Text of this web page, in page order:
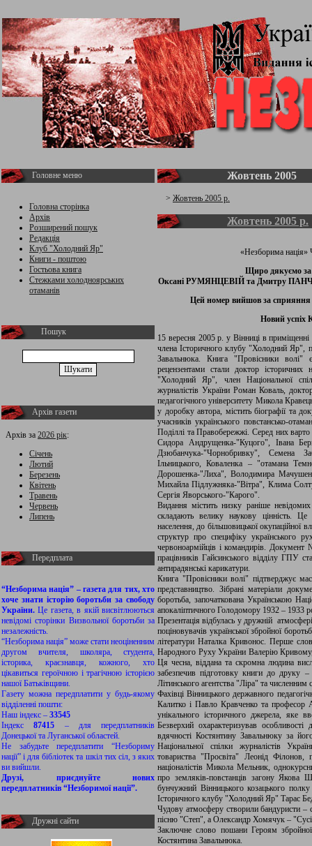
Головне меню
Головна сторінка
Архів
Розширений пошук
Редакція
Клуб "Холодний Яр"
Книги - поштою
Гостьова книга
Стежками холодноярських
отаманів
Пошук
Архів газети
Архів за 2026 рік:
Січень
Лютий
Березень
Квітень
Травень
Червень
Липень
Передплата
“Незборима нація” – газета для тих, хто
хоче знати історію боротьби за свободу
України.Це газета, в якій висвітлюються
невідомі сторінки Визвольної боротьби за
незалежність.
“Незборима нація” може стати неоціненним
другом вчителя, школяра, студента,
історика, краєзнавця, кожного, хто
цікавиться героїчною і трагічною історією
нашої Батьківщини.
Газету можна передплатити у будь-якому
відділенні пошти:
Наш індекс – 33545
Індекс87415 – для передплатників
Донецької та Луганської областей.
Не забудьте передплатити “Незбориму
нації” і для бібліотек та шкіл тих сіл, з яких
ви вийшли.
Друзі, приєднуйте нових
передплатників “Незборимої нації”.
Дружні сайти
Жовтень 2005
> Жовтень 2005 р.
Жовтень 2005 р.
«Незборима
Щиро дякуємо
Оксані РУМЯНЦЕВІЙ та Дмитру
Цей номер вийшов за
Новий успіх
15 вересня 2005 р. у Вінниці в приміщенні
члена Історичного клубу "Холодний Яр",
Завальнюка. Книга "Провісники волі"
рецензентами стали доктор історичних
"Холодний Яр", член Національної
журналістів України Роман Коваль,
педагогічного університету Микола
у доробку автора, містить біографії та
учасників українського повстансько-
Поділлі та Правобережжі. Серед них
Сидора Андрущенка-"Куцого", Івана
Дзюбанчука-"Чорнобривку", Семена
Ільницького, Коваленка – "отамана
Дорошенка-"Лиха", Володимира
Михайла Підлужняка-"Вітра", Клима
Сергія Яворського-"Карого".
Видання містить низку раніше
складають велику наукову цінність.
населення, до більшовицької окупаційної
структур про специфіку українського
червоноармійців і командирів.
працівників Гайсинського відділу ГПУ
антирадянські карикатури.
Книга "Провісники волі" підтверджує
представництво. Зібрані матеріали
боротьба, започаткована Українською
апокаліптичного Голодомору 1932 – 1933
Презентація відбулась у дружній
поціновувачів української збройної
літератури Наталка Кривонос. Перше
Народного Руху України Валерію
Ця чесна, віддана та скромна людина
забезпечив підготовку книги до друку
Літинського агентства "Ліра" та численним
Фахівці Вінницького державного
Калитко і Павло Кравченко та професор
унікального історичного джерела, яке
Безверхий охарактеризував особливості
вдячності Костянтину Завальнюку за
Національної спілки журналістів
товариства "Просвіта" Леонід Філонов,
націоналістів Микола Мельник,
про земляків-повстанців загону
бунчужний Вінницького козацького
Історичного клубу "Холодний Яр" Тарас
Чудову атмосферу створили бандуристи –
пісню "Степ", а Олександр Хомячук –
Заключне слово пошани Героям
Костянтина Завальнюка.